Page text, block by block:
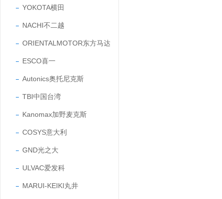
YOKOTA横田
NACHI不二越
ORIENTALMOTOR东方马达
ESCO喜一
Autonics奥托尼克斯
TBI中国台湾
Kanomax加野麦克斯
COSYS意大利
GND光之大
ULVAC爱发科
MARUI-KEIKI丸井